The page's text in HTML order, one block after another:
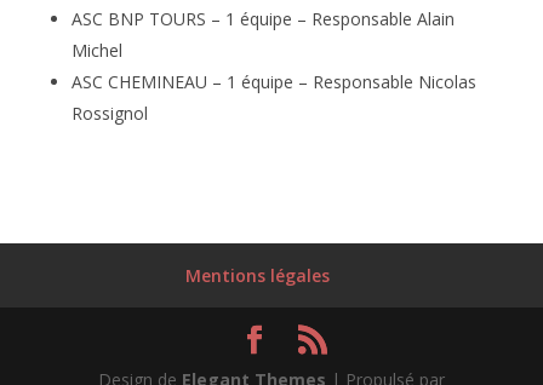
ASC BNP TOURS – 1 équipe – Responsable Alain
Michel
ASC CHEMINEAU – 1 équipe – Responsable Nicolas
Rossignol
Mentions légales
Design de Elegant Themes | Propulsé par